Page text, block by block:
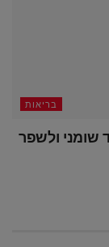
בריאות
שומני ולשפר